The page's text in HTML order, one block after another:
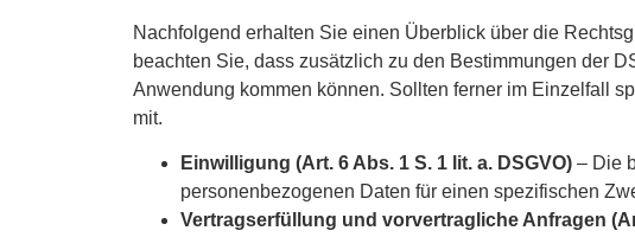
Nachfolgend erhalten Sie einen Überblick über die
beachten Sie, dass zusätzlich zu den Bestimmungen der
Anwendung kommen können. Sollten ferner im Einzelfall
mit.
Einwilligung (Art. 6 Abs. 1 S. 1 lit. a. DSGVO) – Die
personenbezogenen Daten für einen spezifischen
Vertragserfüllung und vorvertragliche Anfragen